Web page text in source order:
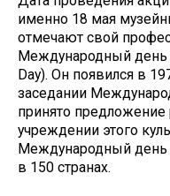
именно 18 мая
отмечают свой
Международный день
Day). Он появился в
заседании
принято предложение
учреждении этого
Международный день
в 150 странах.